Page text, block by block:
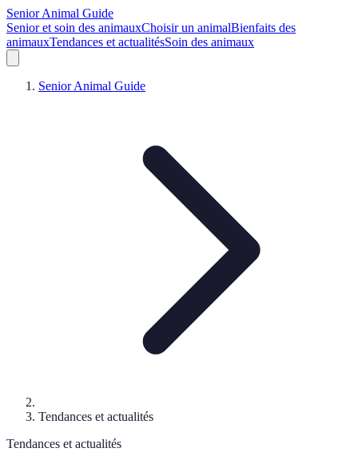
Senior Animal Guide
Senior et soin des animauxChoisir un animalBienfaits des
animauxTendances et actualitésSoin des animaux
Senior Animal Guide
Tendances et actualités
Tendances et actualités